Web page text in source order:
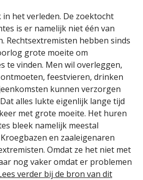
het verleden. De zoektocht
is er namelijk niet één van
Rechtsextremisten hebben sinds
grote moeite om
te vinden. Men wil overleggen,
feestvieren, drinken
kunnen verzorgen
alles lukte eigenlijk lange tijd
met grote moeite. Het huren
bleek namelijk meestal
en zaaleigenaren
Omdat ze het niet met
nog vaker omdat er problemen
verder bij de bron van dit